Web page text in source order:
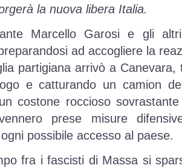
la nuova libera Italia.
Marcello Garosi e gli
ad accogliere la
partigiana arrivò a Canevara,
e catturando un camion
costone roccioso
prese misure
possibile accesso al paese.
fra i fascisti di Massa si